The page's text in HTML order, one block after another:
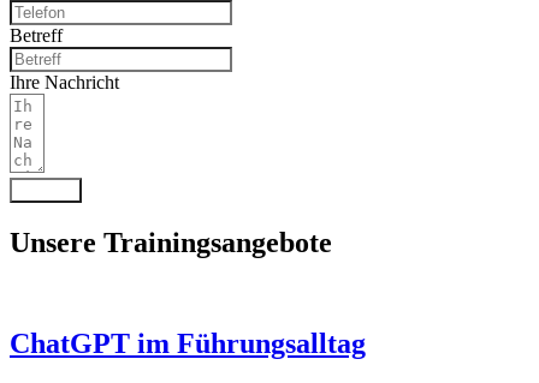
Betreff
Ihre Nachricht
Unsere Trainingsangebote
ChatGPT im Führungsalltag